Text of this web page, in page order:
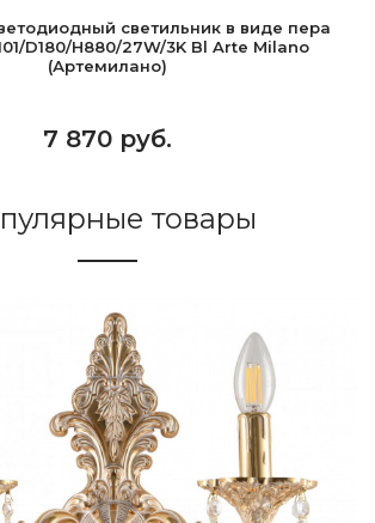
светильник в виде пера
D180/H880/27W/3K Bl Arte Milano
(Артемилано)
7 870 руб.
товары